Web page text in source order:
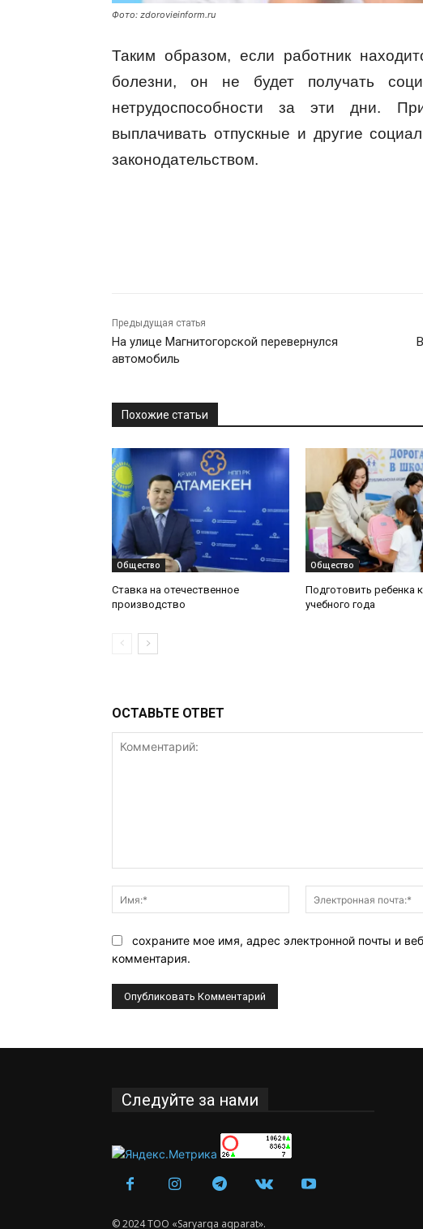
Фото: zdorovieinform.ru
Таким образом, если работник
болезни, он не будет получать
нетрудоспособности за эти дни.
выплачивать отпускные и другие
законодательством.
Предыдущая статья
На улице Магнитогорской перевернулся
автомобиль
Похожие статьи
Общество
Ставка на отечественное
производство
Общество
Подготовить ребенка
учебного года
ОСТАВЬТЕ ОТВЕТ
Имя:*
сохраните мое имя, адрес электронной почты и
комментария.
Следуйте за нами
© 2024 ТОО «Saryarqa aqparat».